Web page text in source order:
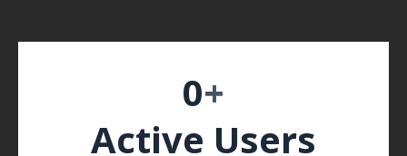
0+
Active Users